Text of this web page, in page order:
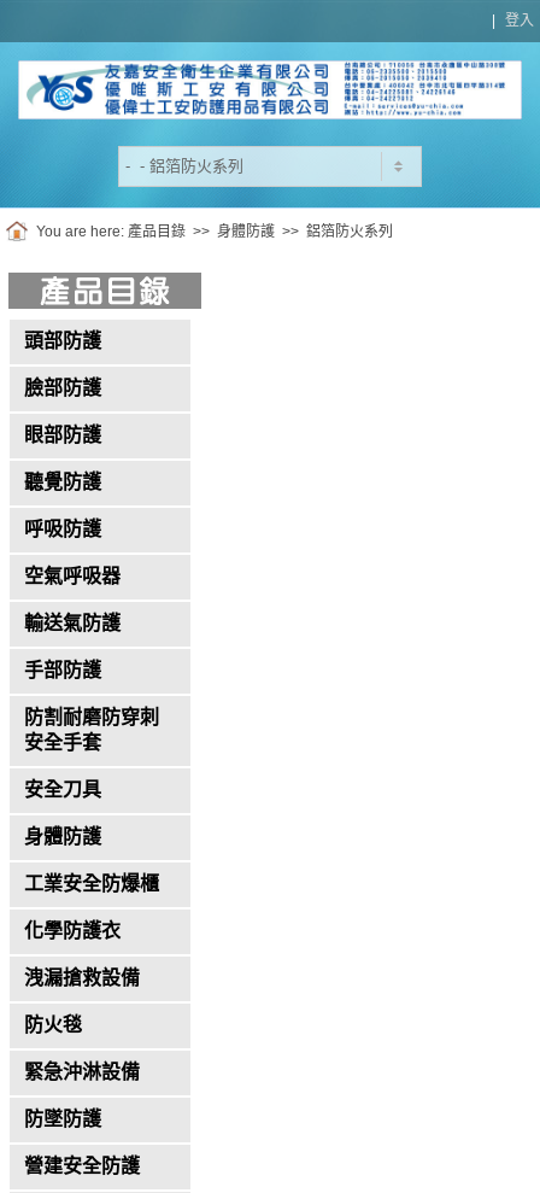
登入
You are here: 產品目錄 >> 身體防護 >> 鋁箔防火系列
頭部防護
臉部防護
眼部防護
聽覺防護
呼吸防護
空氣呼吸器
輸送氣防護
手部防護
防割耐磨防穿刺
安全手套
安全刀具
身體防護
工業安全防爆櫃
化學防護衣
洩漏搶救設備
防火毯
緊急沖淋設備
防墜防護
營建安全防護